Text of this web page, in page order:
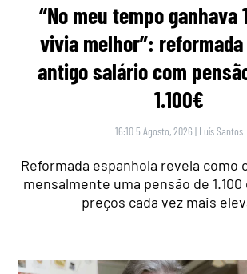
“No meu tempo ganhava
vivia melhor”:
antigo salário com
1.100€
16:10 5 Agosto, 2026 | Luís Santos
Reformada espanhola revela como
mensalmente uma pensão de
preços cada vez mais